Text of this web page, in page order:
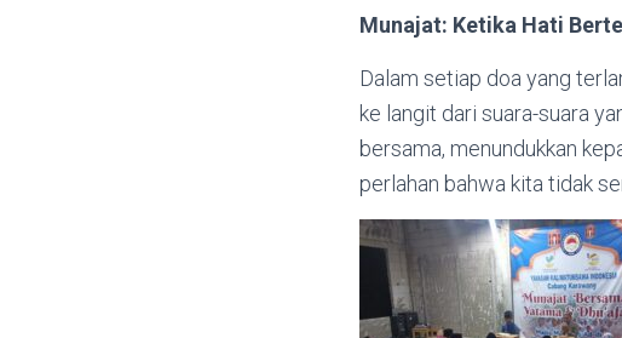
Munajat: Ketika Hati
Dalam setiap doa yang
ke langit dari suara-suara
bersama, menundukkan
perlahan bahwa kita tidak